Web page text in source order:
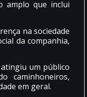
amplo que inclui
na sociedade
da companhia,
um público
caminhoneiros,
em geral.